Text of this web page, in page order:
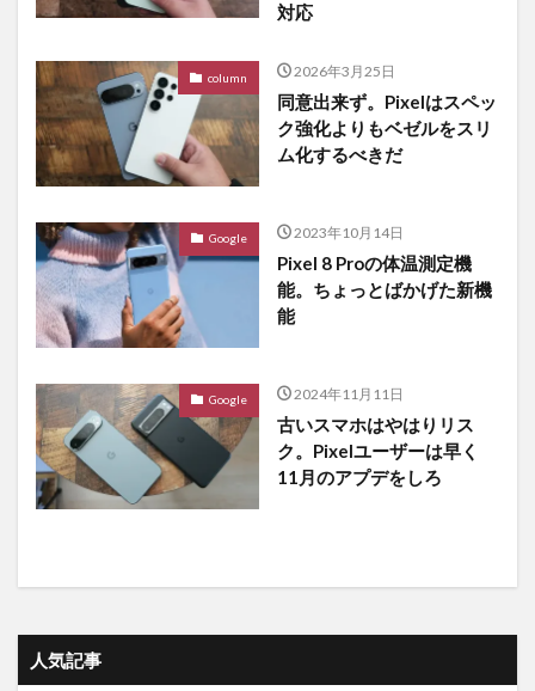
対応
column 2026年3月25日
同意出来ず。Pixelはスペッ
ク強化よりもベゼルをスリ
ム化するべきだ
Google 2023年10月14日
Pixel 8 Proの体温測定機
能。ちょっとばかげた新機
能
Google 2024年11月11日
古いスマホはやはりリス
ク。Pixelユーザーは早く
11月のアプデをしろ
人気記事